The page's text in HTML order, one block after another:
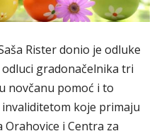
Rister donio je odluke
gradonačelnika tri
novčanu pomoć i to
koje primaju
i Centra za